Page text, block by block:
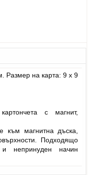
Размер на карта: 9 х 9
с магнит,
към магнитна дъска,
Подходящо
непринуден начин